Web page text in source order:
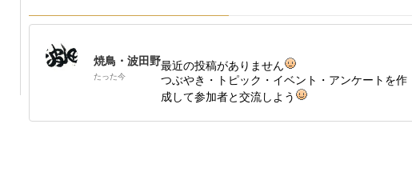
焼鳥・波田野
たった今
最近の投稿がありません
つぶやき・トピック・イベント・アンケートを作
成して参加者と交流しよう